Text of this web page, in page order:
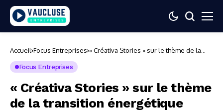
Accueil Focus Entreprises « Créativa Stories » sur le thème de la
Focus Entreprises
« Créativa Stories » sur le thème
de la transition énergétique